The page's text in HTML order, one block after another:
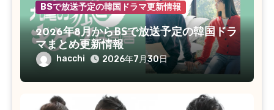
BSで放送予定の韓国ドラマ更新情報
2026年8月からBSで放送予定の韓国ドラ
マまとめ更新情報
hacchi 2026年7月30日